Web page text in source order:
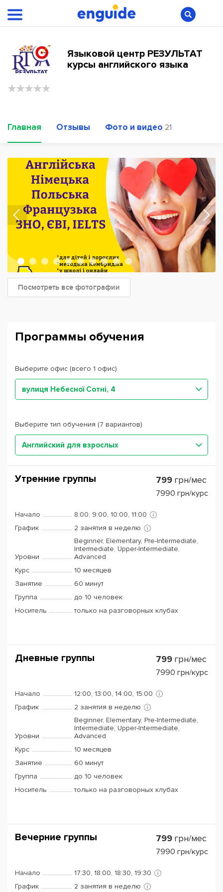
Языковой центр РЕЗУЛЬТАТ
курсы английского языка
Главная Отзывы Фото и видео 21
Посмотреть все фотографии
Программы обучения
Выберите офис (всего 1 офис)
вулиця Небесної Сотні, 4
Выберите тип обучения (7 вариантов)
Английский для взрослых
Утренние группы 799 грн/мес
7990 грн/курс
Начало
8:00, 9:00, 10:00, 11:00
График
2 занятия в неделю
Уровни
Beginner, Elementary, Pre-Intermediate,
Intermediate, Upper-Intermediate,
Advanced
Курс
10 месяцев
Занятие
60 минут
Группа
до 10 человек
Носитель
только на разговорных клубах
Дневные группы 799 грн/мес
7990 грн/курс
Начало
12:00, 13:00, 14:00, 15:00
График
2 занятия в неделю
Уровни
Beginner, Elementary, Pre-Intermediate,
Intermediate, Upper-Intermediate,
Advanced
Курс
10 месяцев
Занятие
60 минут
Группа
до 10 человек
Носитель
только на разговорных клубах
Вечерние группы 799 грн/мес
7990 грн/курс
Начало
17:30, 18:00, 18:30, 19:30
График
2 занятия в неделю